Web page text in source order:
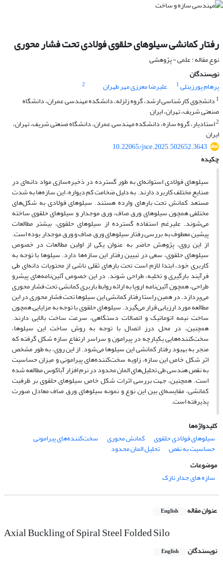
رفتار کمانشی سیلوهای حلقوی فولادی تحت فشار محوری
نوع مقاله : علمی - پژوهشی
نویسندگان
پرهام پورزینلی1 علیرضا معززی مهر طهران
2
1 دانشجوی کارشناسی ارشد، گروه زلزله، دانشکده مهندسی عمران، دانشگاه
صنعتی شریف، تهران، ایران
2استادیار، گروه سازه، دانشکده مهندسی عمران، دانشگاه صنعتی شریف، تهران،
ایران
10.22065/jsce.2025.502652.3643
چکیده
سیلوهای فولادی استوانه‌ای به طور گسترده در ذخیره‌سازی مواد دانه‌ای در
صنایع مختلف کاربرد دارند. به دلیل ضخامت کم دیواره، این سازه‌ها به شدت
مستعد کمانش تحت بارهای وارده هستند. سیلوهای فولادی به شکل‌های
مختلفی همچون سیلوهای ورق صاف، ورق موجدار و سیلوهای حلقوی ساخته
می‌شوند. علیرغم استفاده گسترده از سیلوهای حلقوی، بیشتر مطالعات
پیشین معطوف به بررسی رفتار سیلوهای ورق صاف و ورق موجدار بوده است.
از این روی، پژوهش حاضر به عنوان یکی از اولین مطالعات در خصوص
سیلوهای حلقوی، سعی در تبیین رفتار این سازه‌ها دارد. سیلوها با توجه به
کاربری خود، ابتدا لازم است تحت بارهای ثقلی ناشی از محتویات دانه‌ای طی
فرآیند بارگیری و تخلیه، طراحی شوند. در این خصوص آئین‌نامه‌های پیشرو
طراحی، همچون آئین‌نامه اروپا به ارائه روابط باربری کمانشی تحت فشار محوری
می‌پردازد. در همین راستا رفتار کمانشی این سیلوها تحت فشار محوری در این
مطالعه مورد ارزیابی قرار می‌گیرد. سیلوهای حلقوی با توجه به مزایایی همچون
ساخت نیمه اتوماتیک و اتصالات دستگاهی، سرعت ساخت بالایی دارند.
همچنین، در محل درز اتصال با توجه به روش ساخت این سیلوها،
سخت‌کننده‌هایی یکپارچه در پیرامون و سراسر ارتفاع سازه شکل گرفته که
منجر به بهبود رفتار کمانشی این سیلوها می‌شود. از این روی، به طور مشخص
اثر شکل خاص این سازه، زاویه سخت‌کننده‌های پیرامونی و میزان حساسیت
به نقص هندسی طی تحلیل‌های المان محدود در نرم افزار آباکوس مطالعه شده
است. همچنین، جهت بررسی اثرات شکل خاص سیلوهای حلقوی بر ظرفیت
کمانشی، مقایسه‌ای‌ بین این نوع و نمونه سیلوهای ورق صاف معادل صورت
پذیرفته است.
کلیدواژه‌ها
سیلوهای فولادی حلقوی
کمانش محوری سخت‌کننده‌های پیرامونی
حساسیت به نقص
تحلیل المان محدود
موضوعات
سازه های جدار نازک
عنوان مقاله English
Axial Buckling of Spiral Steel Folded Silo
نویسندگان English